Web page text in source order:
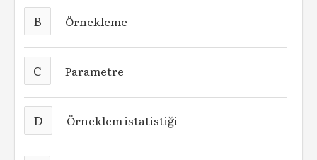
B Örnekleme
C Parametre
D Örneklem istatistiği